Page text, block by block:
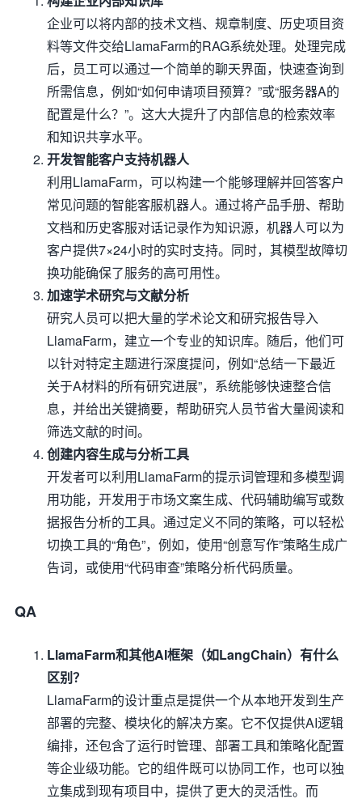
企业可以将内部的技术文档、规章制度、历史项目资
料等文件交给LlamaFarm的RAG系统处理。处理完成
后，员工可以通过一个简单的聊天界面，快速查询到
所需信息，例如“如何申请项目预算？”或“服务器A的
配置是什么？”。这大大提升了内部信息的检索效率
和知识共享水平。
开发智能客户支持机器人
利用LlamaFarm，可以构建一个能够理解并回答客户
常见问题的智能客服机器人。通过将产品手册、帮助
文档和历史客服对话记录作为知识源，机器人可以为
客户提供7×24小时的实时支持。同时，其模型故障切
换功能确保了服务的高可用性。
加速学术研究与文献分析
研究人员可以把大量的学术论文和研究报告导入
LlamaFarm，建立一个专业的知识库。随后，他们可
以针对特定主题进行深度提问，例如“总结一下最近
关于A材料的所有研究进展”，系统能够快速整合信
息，并给出关键摘要，帮助研究人员节省大量阅读和
筛选文献的时间。
创建内容生成与分析工具
开发者可以利用LlamaFarm的提示词管理和多模型调
用功能，开发用于市场文案生成、代码辅助编写或数
据报告分析的工具。通过定义不同的策略，可以轻松
切换工具的“角色”，例如，使用“创意写作”策略生成广
告词，或使用“代码审查”策略分析代码质量。
QA
LlamaFarm和其他AI框架（如LangChain）有什么
区别？
LlamaFarm的设计重点是提供一个从本地开发到生产
部署的完整、模块化的解决方案。它不仅提供AI逻辑
编排，还包含了运行时管理、部署工具和策略化配置
等企业级功能。它的组件既可以协同工作，也可以独
立集成到现有项目中，提供了更大的灵活性。而